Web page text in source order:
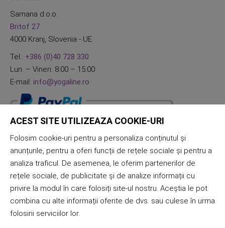
Samana d.o.o.
Britof 27
4000 Kranj, Slovenia - UE
Tel.: +386 (0)40 728 330
Lun. – Vineri. 8:00 – 15:00
E-mail: info@yogaline.ro
ACEST SITE UTILIZEAZA COOKIE-URI
Folosim cookie-uri pentru a personaliza conținutul și
anunțurile, pentru a oferi funcții de rețele sociale și pentru a
analiza traficul. De asemenea, le oferim partenerilor de
rețele sociale, de publicitate și de analize informații cu
privire la modul în care folosiți site-ul nostru. Aceștia le pot
combina cu alte informații oferite de dvs. sau culese în urma
folosirii serviciilor lor.